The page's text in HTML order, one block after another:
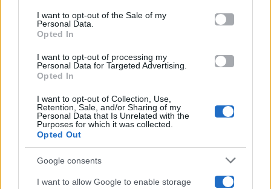
services and may gather and store information including but
not limited to your visit or usage behaviour. You may click to
grant or deny consent to Google and its third-party tags to
consent section.
I want to opt-out of the Sale of my
Personal Data.
Opted In
I want to opt-out of processing my
Personal Data for Targeted Advertising.
Opted In
I want to opt-out of Collection, Use,
Retention, Sale, and/or Sharing of my
Personal Data that Is Unrelated with the
Purposes for which it was collected.
Opted Out
Google consents
I want to allow Google to enable storage
Programmi TV
Amici
Ballando Con Le Stelle
Grande Fratello
Isola Dei Famosi